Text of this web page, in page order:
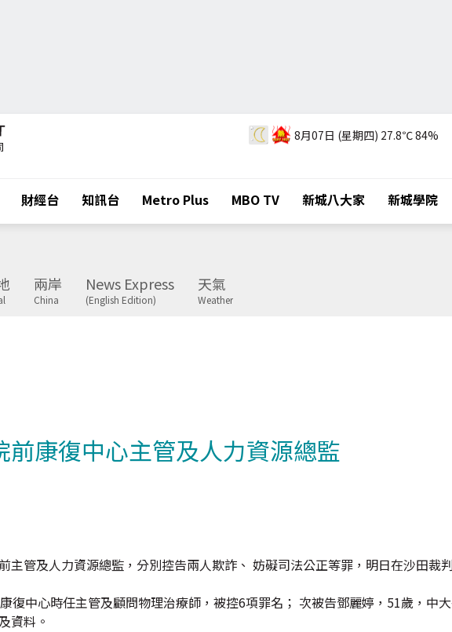
8月07日 (星期四) 27.8℃84%
財經台 知訊台 Metro Plus MBO TV 新城八大家 新城學院
兩岸
China
News Express
(English Edition)
天氣
Weather
前康復中心主管及人力資源總監
主管及人力資源總監，分別控告兩人欺詐、 妨礙司法公正等罪，明日在沙田裁
復中心時任主管及顧問物理治療師，被控6項罪名； 次被告鄧麗婷，51歲，中
資料。